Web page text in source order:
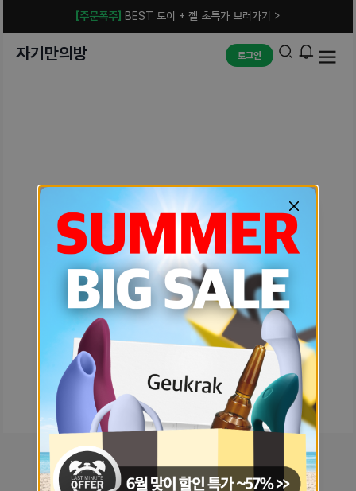
[주문폭주] BEST 토이 + 젤 초특가 보러가기 >
자기만의방 로그인
예상치 못한 에러입니다.